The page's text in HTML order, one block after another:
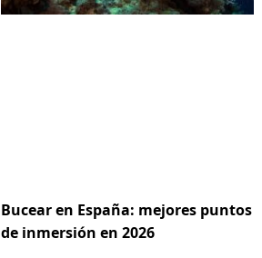
Bucear en España: mejores puntos
de inmersión en 2026